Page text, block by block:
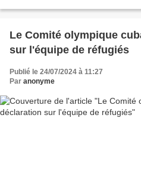
Le Comité olympique
sur l'équipe de réfugiés
Publié le 24/07/2024 à 11:27
Par anonyme